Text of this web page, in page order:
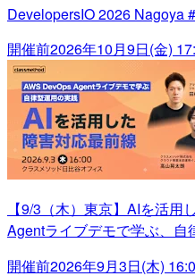
DevelopersIO 2026 Nagoya
開催前2026年10月9日(金)
【9/3（木）東京】AIを活
Agentライブデモで学ぶ、自
開催前2026年9月3日(木)